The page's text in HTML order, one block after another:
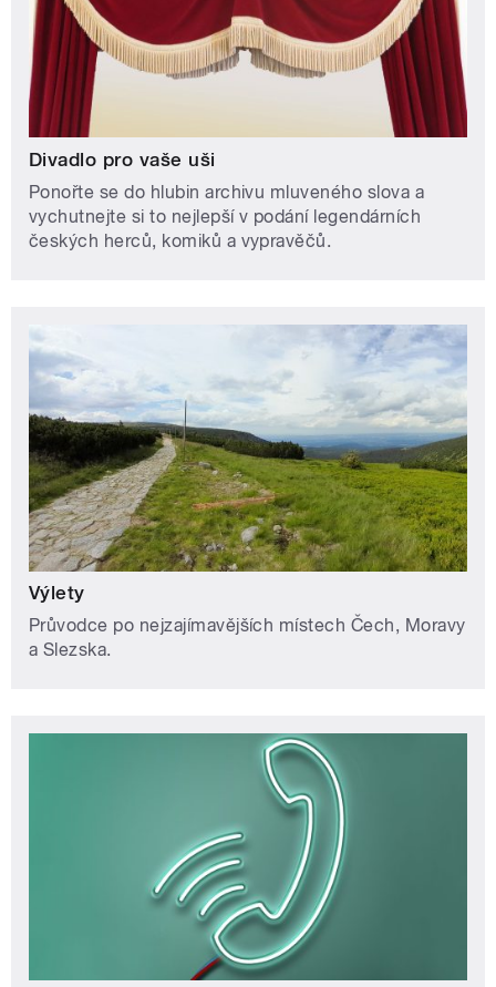
Divadlo pro vaše uši
Ponořte se do hlubin archivu mluveného slova a
vychutnejte si to nejlepší v podání legendárních
českých herců, komiků a vypravěčů.
Výlety
Průvodce po nejzajímavějších místech Čech, Moravy
a Slezska.